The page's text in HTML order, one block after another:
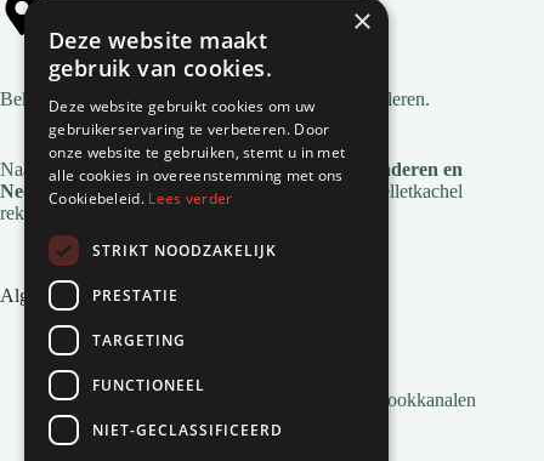
Alle gemeentes
Bekijkalle gemeentes waar wij pelletkachels installeren.
Naast deze regio's zijn we ook actief inheel Vlaanderen en
Nederland . Voor de installatie en service van je pelletkachel
reken je op Natuurvlam!
Algemene links
Pelletkachel zonder afvoer
Inbouw pelletkachels
Installatie en montage
Alles wat je moet weten over Pelletkachel Rookkanalen
Pellets bestellen
Veelgestelde vragen
×
Deze website maakt
gebruik van cookies.
Deze website gebruikt cookies om uw
gebruikerservaring te verbeteren. Door
onze website te gebruiken, stemt u in met
alle cookies in overeenstemming met ons
Cookiebeleid. Lees verder
STRIKT NOODZAKELIJK
PRESTATIE
TARGETING
FUNCTIONEEL
NIET-GECLASSIFICEERD